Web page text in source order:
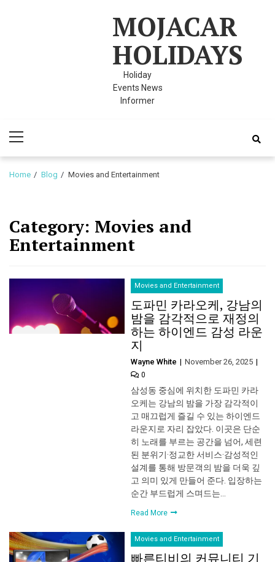
MOJACAR
HOLIDAYS
Holiday
Events News
Informer
Menu
Home Blog Movies and Entertainment
Category: Movies and
Entertainment
Movies and Entertainment
도파민 카라오케, 강남의
밤을 감각적으로 재정의
하는 하이엔드 감성 라운
지
Wayne White November 26, 2025
0
삼성동 중심에 위치한 도파민 카라
오케는 강남의 밤을 가장 감각적이
고 매끄럽게 즐길 수 있는 하이엔드
라운지로 자리 잡았다. 이곳은 단순
히 노래를 부르는 공간을 넘어, 세련
된 분위기·정교한 서비스·감성적인
설계를 통해 방문객의 밤을 더욱 깊
고 의미 있게 만들어 준다. 입장하는
순간 부드럽게 스며드는…
Read More
Movies and Entertainment
빠른티비의 커뮤니티 기